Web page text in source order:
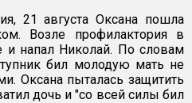
21 августа Оксана пошла
Возле профилактория в
и напал Николай. По словам
бил молодую мать не
Оксана пыталась защитить
дочь и "со всей силы бил